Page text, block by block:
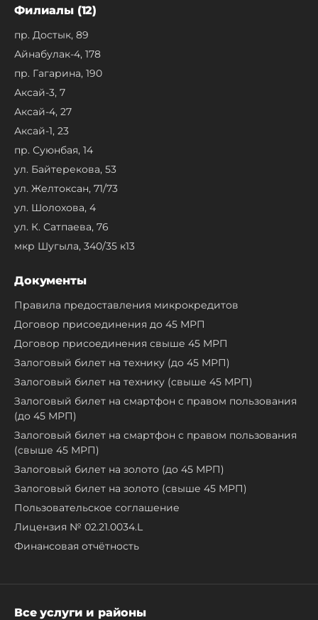
Филиалы (12)
пр. Достык, 89
Айнабулак-4, 178
пр. Гагарина, 190
Аксай-3, 7
Аксай-4, 27
Аксай-1, 23
пр. Суюнбая, 14
ул. Байтерекова, 53
ул. Желтоксан, 71/73
ул. Шолохова, 4
ул. К. Сатпаева, 76
мкр Шугыла, 340/35 к13
Документы
Правила предоставления микрокредитов
Договор присоединения до 45 МРП
Договор присоединения свыше 45 МРП
Залоговый билет на технику (до 45 МРП)
Залоговый билет на технику (свыше 45 МРП)
Залоговый билет на смартфон с правом пользования
(до 45 МРП)
Залоговый билет на смартфон с правом пользования
(свыше 45 МРП)
Залоговый билет на золото (до 45 МРП)
Залоговый билет на золото (свыше 45 МРП)
Пользовательское соглашение
Лицензия № 02.21.0034.L
Финансовая отчётность
Все услуги и районы